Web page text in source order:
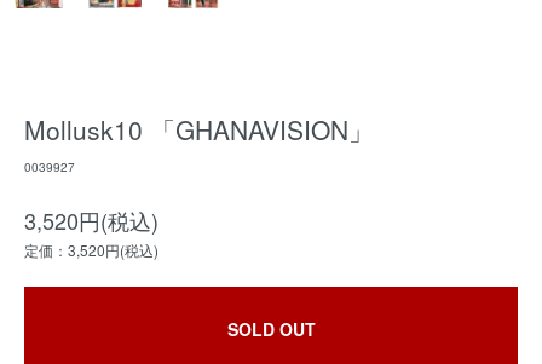
Mollusk10 「GHANAVISION」
0039927
3,520円(税込)
定価：3,520円(税込)
SOLD OUT